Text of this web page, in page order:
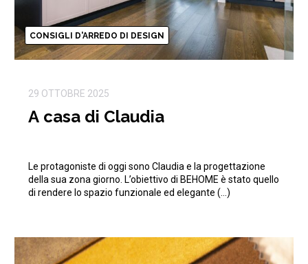
CONSIGLI D'ARREDO DI DESIGN
29 OTTOBRE 2025
A casa di Claudia
Le protagoniste di oggi sono Claudia e la progettazione
della sua zona giorno. L’obiettivo di BEHOME è stato quello
di rendere lo spazio funzionale ed elegante (…)